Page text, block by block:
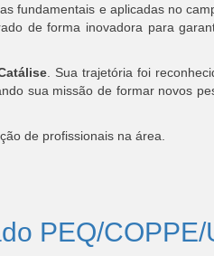
fundamentais e aplicadas no
de forma inovadora para
. Sua trajetória foi
sua missão de formar novos
de profissionais na área.
PEQ/COPPE/